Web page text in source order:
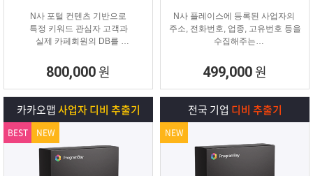
N사 포털 컨텐츠 기반으로
특정 키워드 관심자 고객과
실제 카페회원의 DB를
800,000 원
N사 플레이스에 등록된 사업자의
주소, 전화번호, 업종, 고유번호 등을
수집해주는
추출 수집 프로그램
499,000 원
카카오맵사업자 디비 추출기
BEST NEW
전국 기업 디비 추출기
NEW